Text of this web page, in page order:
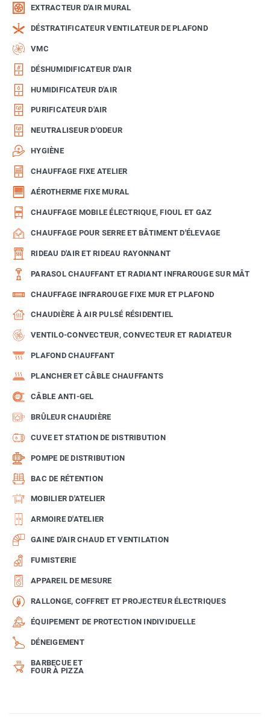
EXTRACTEUR D'AIR MURAL
DÉSTRATIFICATEUR VENTILATEUR DE PLAFOND
VMC
DÉSHUMIDIFICATEUR D'AIR
HUMIDIFICATEUR D'AIR
PURIFICATEUR D'AIR
NEUTRALISEUR D'ODEUR
HYGIÈNE
CHAUFFAGE FIXE ATELIER
AÉROTHERME FIXE MURAL
CHAUFFAGE MOBILE ÉLECTRIQUE, FIOUL ET GAZ
CHAUFFAGE POUR SERRE ET BÂTIMENT D'ÉLEVAGE
RIDEAU D'AIR ET RIDEAU RAYONNANT
PARASOL CHAUFFANT ET RADIANT INFRAROUGE SUR MÂT
CHAUFFAGE INFRAROUGE FIXE MUR ET PLAFOND
CHAUDIÈRE À AIR PULSÉ RÉSIDENTIEL
VENTILO-CONVECTEUR, CONVECTEUR ET RADIATEUR
PLAFOND CHAUFFANT
PLANCHER ET CÂBLE CHAUFFANTS
CÂBLE ANTI-GEL
BRÛLEUR CHAUDIÈRE
CUVE ET STATION DE DISTRIBUTION
POMPE DE DISTRIBUTION
BAC DE RÉTENTION
MOBILIER D'ATELIER
ARMOIRE D'ATELIER
GAINE D'AIR CHAUD ET VENTILATION
FUMISTERIE
APPAREIL DE MESURE
RALLONGE, COFFRET ET PROJECTEUR ÉLECTRIQUES
ÉQUIPEMENT DE PROTECTION INDIVIDUELLE
DÉNEIGEMENT
BARBECUE ET
FOUR À PIZZA